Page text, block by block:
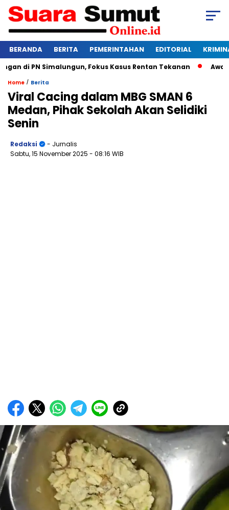
BERANDA BERITA PEMERINTAHAN EDITORIAL
PN Simalungun, Fokus Kasus Rentan Tekanan Awas
Home / Berita
Viral Cacing dalam MBG SMAN 6
Medan, Pihak Sekolah Akan Selidiki
Senin
Redaksi
- Jurnalis
Sabtu, 15 November 2025 - 08:16 WIB